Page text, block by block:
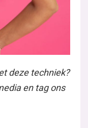
deze techniek?
en tag ons